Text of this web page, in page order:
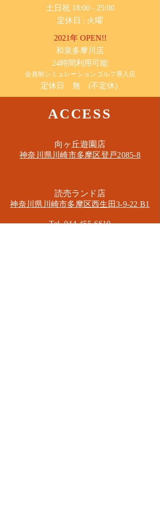
土日祝 18:00 - 25:00
​定休日 : 火曜
2021年 OPEN!!
​和泉多摩川店
24時間利用可能
​会員制シミュレーションゴルフ導入店
定休日 無 (不定休)
ACCESS
​向ヶ丘遊園店
神奈川県川崎市多摩区​登戸2085-8
​読売ランド店
神奈川県川崎市多摩区​西生田3-9-22 B1
Tel. 044-455-6610